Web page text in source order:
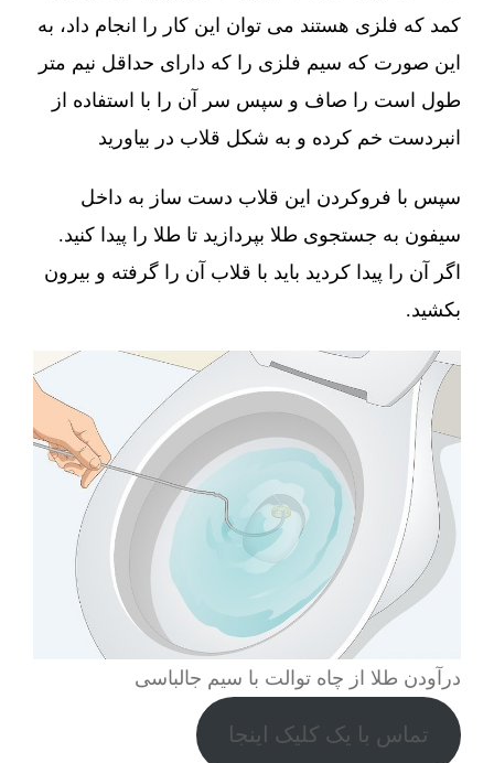
کمد که فلزی هستند می توان این کار را انجام داد، به
این صورت که سیم فلزی را که دارای حداقل نیم متر
طول است را صاف و سپس سر آن را با استفاده از
انبردست خم کرده و به شکل قلاب در بیاورید
سپس با فروکردن این قلاب دست ساز به داخل
سیفون به جستجوی طلا بپردازید تا طلا را پیدا کنید.
اگر آن را پیدا کردید باید با قلاب آن را گرفته و بیرون
بکشید.
درآودن طلا از چاه توالت با سیم جالباسی
تماس با یک کلیک اینجا